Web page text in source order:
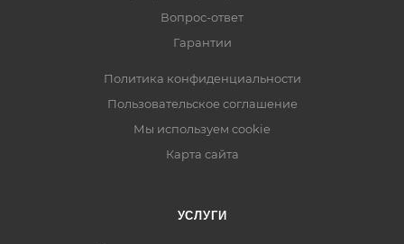
Вопрос-ответ
Гарантии
Политика конфиденциальности
Пользовательское соглашение
Мы используем cookie
Карта сайта
УСЛУГИ